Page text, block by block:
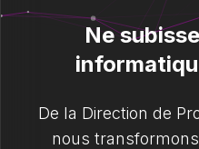
Ne
De la Direction de
nous